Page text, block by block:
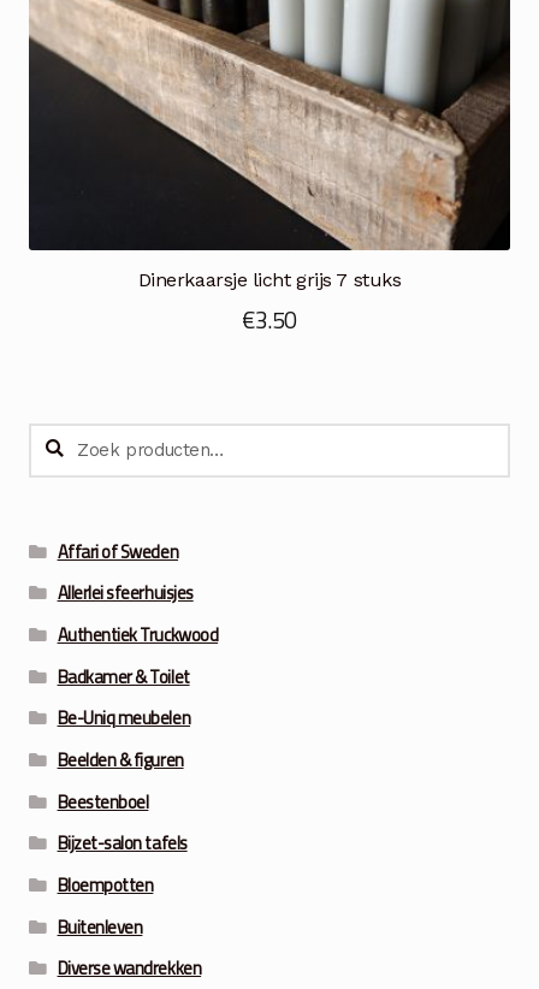
Dinerkaarsje licht grijs 7 stuks
€3.50
Zoeken
naar:
Zoeken
Affari of Sweden
Allerlei sfeerhuisjes
Authentiek Truckwood
Badkamer & Toilet
Be-Uniq meubelen
Beelden & figuren
Beestenboel
Bijzet-salon tafels
Bloempotten
Buitenleven
Diverse wandrekken